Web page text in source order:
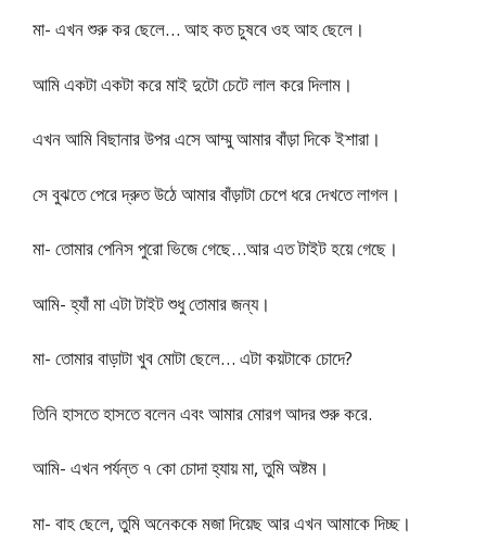
মা- এখন শুরু কর ছেলে… আহ কত চুষবে ওহ আহ ছেলে।
আমি একটা একটা করে মাই দুটো চেটে লাল করে দিলাম।
এখন আমি বিছানার উপর এসে আম্মু আমার বাঁড়া দিকে ইশারা।
সে বুঝতে পেরে দ্রুত উঠে আমার বাঁড়াটা চেপে ধরে দেখতে লাগল।
মা- তোমার পেনিস পুরো ভিজে গেছে…আর এত টাইট হয়ে গেছে।
আমি- হ্যাঁ মা এটা টাইট শুধু তোমার জন্য।
মা- তোমার বাড়াটা খুব মোটা ছেলে… এটা কয়টাকে চোদে?
তিনি হাসতে হাসতে বলেন এবং আমার মোরগ আদর শুরু করে.
আমি- এখন পর্যন্ত ৭ কো চোদা হ্যায় মা, তুমি অষ্টম।
মা- বাহ ছেলে, তুমি অনেককে মজা দিয়েছ আর এখন আমাকে দিচ্ছ।